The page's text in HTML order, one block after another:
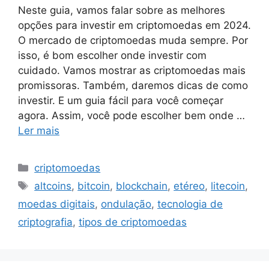
Neste guia, vamos falar sobre as melhores
opções para investir em criptomoedas em 2024.
O mercado de criptomoedas muda sempre. Por
isso, é bom escolher onde investir com
cuidado. Vamos mostrar as criptomoedas mais
promissoras. Também, daremos dicas de como
investir. E um guia fácil para você começar
agora. Assim, você pode escolher bem onde …
Ler mais
Categorias
criptomoedas
Tags
altcoins, bitcoin, blockchain, etéreo, litecoin,
moedas digitais, ondulação, tecnologia de
criptografia, tipos de criptomoedas